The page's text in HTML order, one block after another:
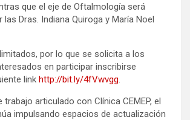
que el eje de Oftalmología será
Dras. Indiana Quiroga y María Noel
por lo que se solicita a los
en participar inscribirse
link http://bit.ly/4fVwvgg
articulado con Clínica CEMEP, el
impulsando espacios de actualización